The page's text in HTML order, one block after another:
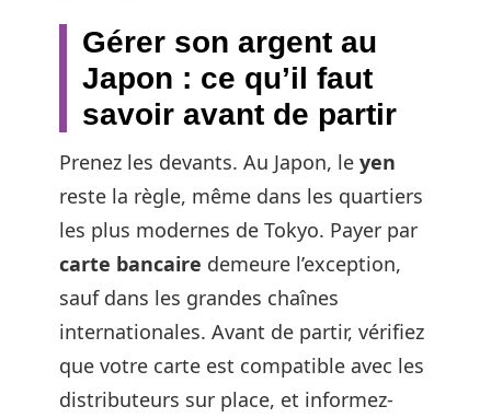
Gérer son argent au
Japon : ce qu’il faut
savoir avant de partir
Prenez les devants. Au Japon, le yen
reste la règle, même dans les quartiers
les plus modernes de Tokyo. Payer par
carte bancaire demeure l’exception,
sauf dans les grandes chaînes
internationales. Avant de partir, vérifiez
que votre carte est compatible avec les
distributeurs sur place, et informez-